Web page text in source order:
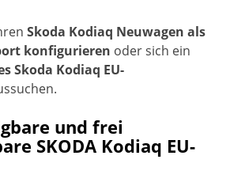
Skoda Kodiaq Neuwagen als
konfigurieren oder sich ein
Skoda Kodiaq EU-
und frei
SKODA Kodiaq EU-